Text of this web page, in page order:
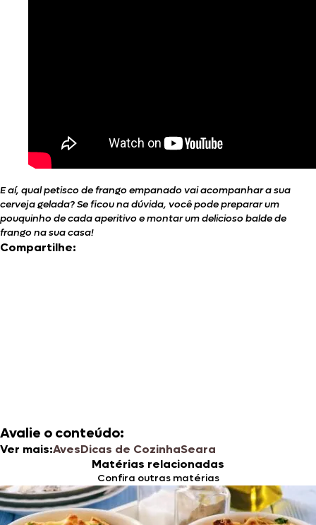
E aí, qual petisco de frango empanado vai acompanhar a sua
cerveja gelada? Se ficou na dúvida, você pode preparar um
pouquinho de cada aperitivo e montar um delicioso balde de
frango na sua casa!
Compartilhe:
Avalie o conteúdo:
Ver mais:AvesDicas de CozinhaSeara
Matérias relacionadas
Confira outras matérias